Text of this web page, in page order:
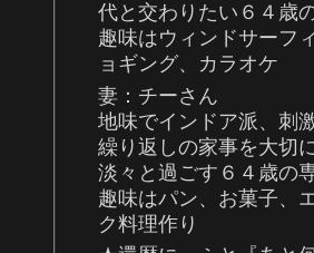
代と交わりたい６４歳
趣味はウィンドサーフ
ョギング、カラオケ
妻：チーさん
地味でインドア派、刺
繰り返しの家事を大切
淡々と過ごす６４歳の
趣味はパン、お菓子、
ク料理作り